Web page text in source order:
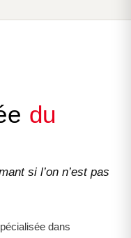
du
si l’on n’est pas
dans